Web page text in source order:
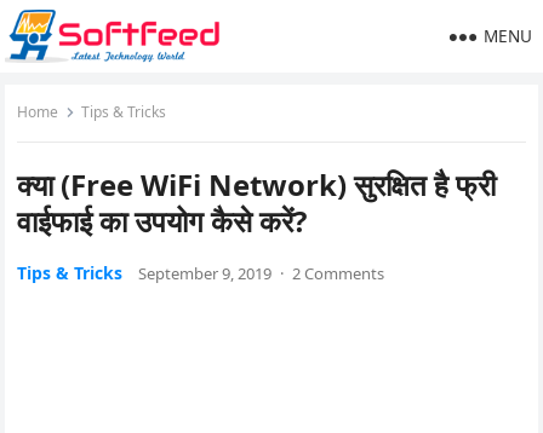
MENU
Home Tips & Tricks
क्या (Free WiFi Network) सुरक्षित है फ्री
वाईफाई का उपयोग कैसे करें?
Tips & Tricks September 9, 2019 · 2 Comments